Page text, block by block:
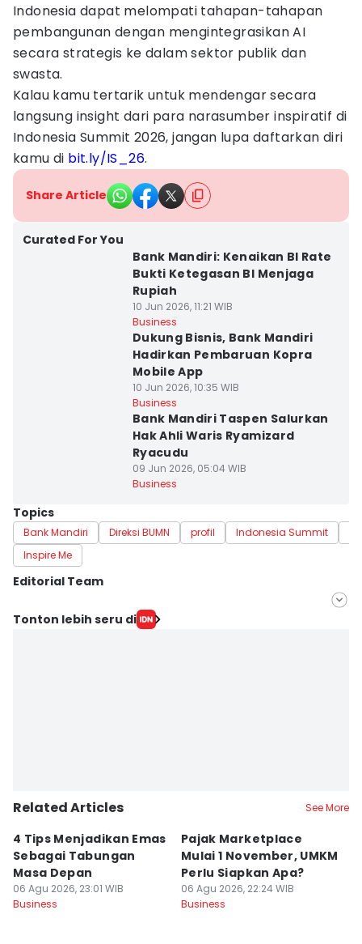
Indonesia dapat melompati tahapan-tahapan
pembangunan dengan mengintegrasikan AI
secara strategis ke dalam sektor publik dan
swasta.
Kalau kamu tertarik untuk mendengar secara
langsung insight dari para narasumber inspiratif di
Indonesia Summit 2026, jangan lupa daftarkan diri
kamu di bit.ly/IS_26.
Share Article
Curated For You
Bank Mandiri: Kenaikan BI Rate
Bukti Ketegasan BI Menjaga
Rupiah
10 Jun 2026, 11:21 WIB
Business
Dukung Bisnis, Bank Mandiri
Hadirkan Pembaruan Kopra
Mobile App
10 Jun 2026, 10:35 WIB
Business
Bank Mandiri Taspen Salurkan
Hak Ahli Waris Ryamizard
Ryacudu
09 Jun 2026, 05:04 WIB
Business
Topics
Bank Mandiri Direksi BUMN profil Indonesia Summit
Inspire Me
Editorial Team
Editor
Tonton lebih seru di
Related Articles See More
4 Tips Menjadikan Emas
Sebagai Tabungan
Masa Depan
06 Agu 2026, 23:01 WIB
Business
Pajak Marketplace
Mulai 1 November, UMKM
Perlu Siapkan Apa?
06 Agu 2026, 22:24 WIB
Business